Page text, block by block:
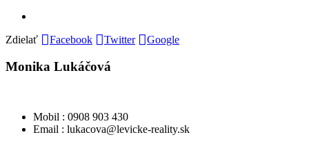
Zdielať Facebook Twitter Google
Monika Lukáčová
Mobil : 0908 903 430
Email : lukacova@levicke-reality.sk